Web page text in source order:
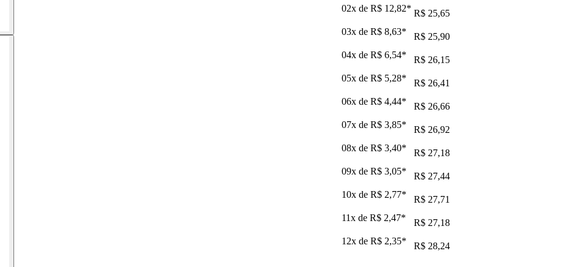
02x de R$ 12,82* R$ 25,65
03x de R$ 8,63*
R$ 25,90
04x de R$ 6,54*
R$ 26,15
05x de R$ 5,28*
R$ 26,41
06x de R$ 4,44*
R$ 26,66
07x de R$ 3,85*
R$ 26,92
08x de R$ 3,40*
R$ 27,18
09x de R$ 3,05*
R$ 27,44
10x de R$ 2,77*
R$ 27,71
11x de R$ 2,47*
R$ 27,18
12x de R$ 2,35* R$ 28,24